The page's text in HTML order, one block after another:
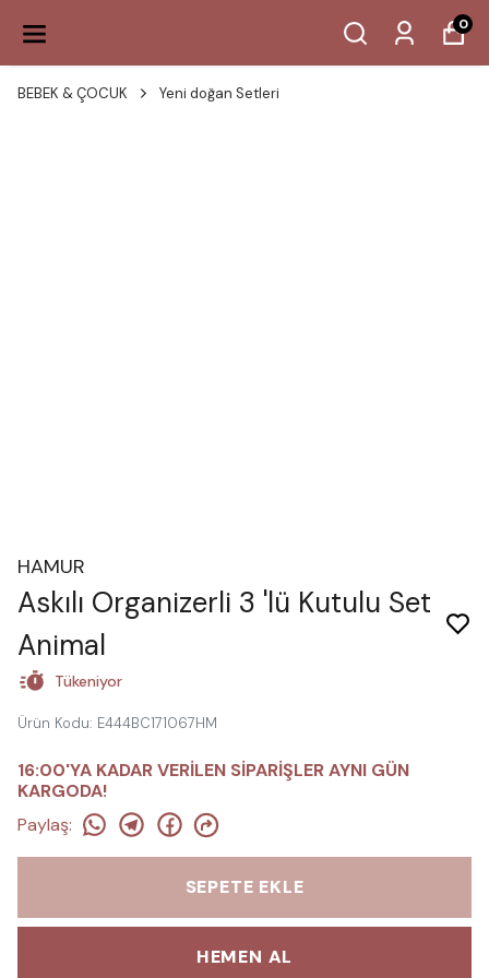
500 TL ÜZERI ÜCRETSIZ KARGO 0
BEBEK & ÇOCUK Yeni doğan Setleri
HAMUR
Askılı Organizerli 3 'lü Kutulu Set
Animal
Tükeniyor
Ürün Kodu: E444BC171067HM
16:00'YA KADAR VERİLEN SİPARİŞLER AYNI GÜN
KARGODA!
Paylaş:
SEPETE EKLE
HEMEN AL